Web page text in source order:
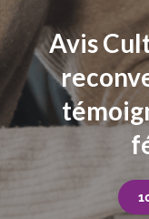
Avis